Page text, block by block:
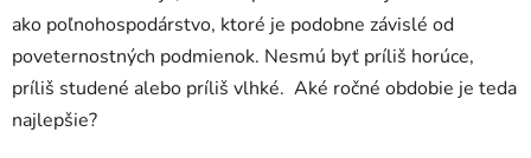
ako poľnohospodárstvo, ktoré je podobne závislé od
poveternostných podmienok. Nesmú byť príliš horúce,
príliš studené alebo príliš vlhké. Aké ročné obdobie je teda
najlepšie?